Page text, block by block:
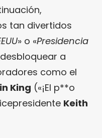
tan divertidos
» o «Presidencia
a
como el
King («¡El p**o
Keith